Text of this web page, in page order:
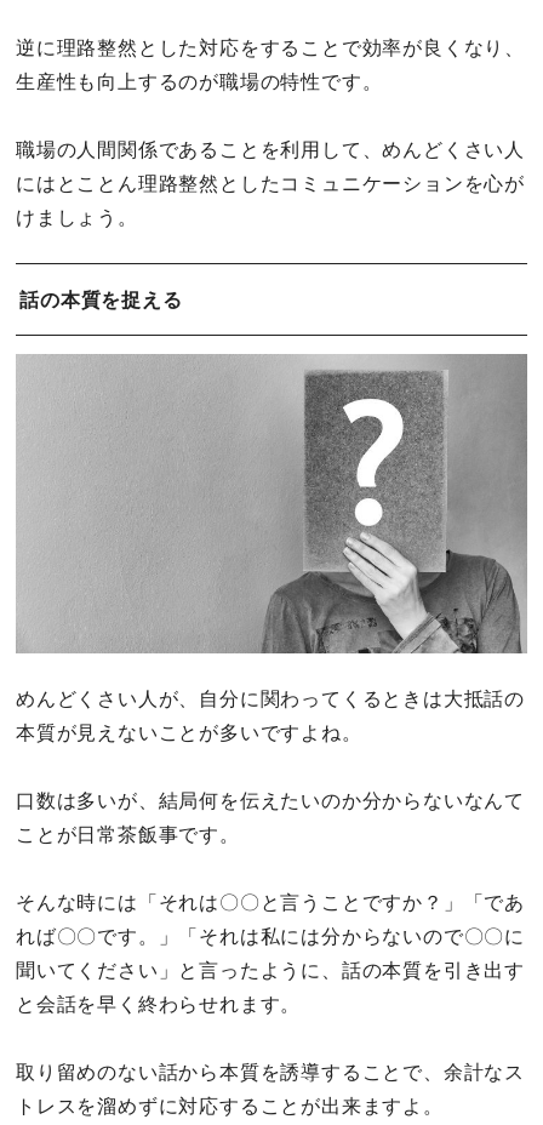
逆に理路整然とした対応をすることで効率が良くなり、
生産性も向上するのが職場の特性です。
職場の人間関係であることを利用して、めんどくさい人
にはとことん理路整然としたコミュニケーションを心が
けましょう。
話の本質を捉える
めんどくさい人が、自分に関わってくるときは大抵話の
本質が見えないことが多いですよね。
口数は多いが、結局何を伝えたいのか分からないなんて
ことが日常茶飯事です。
そんな時には「それは〇〇と言うことですか？」「であ
れば〇〇です。」「それは私には分からないので〇〇に
聞いてください」と言ったように、話の本質を引き出す
と会話を早く終わらせれます。
取り留めのない話から本質を誘導することで、余計なス
トレスを溜めずに対応することが出来ますよ。